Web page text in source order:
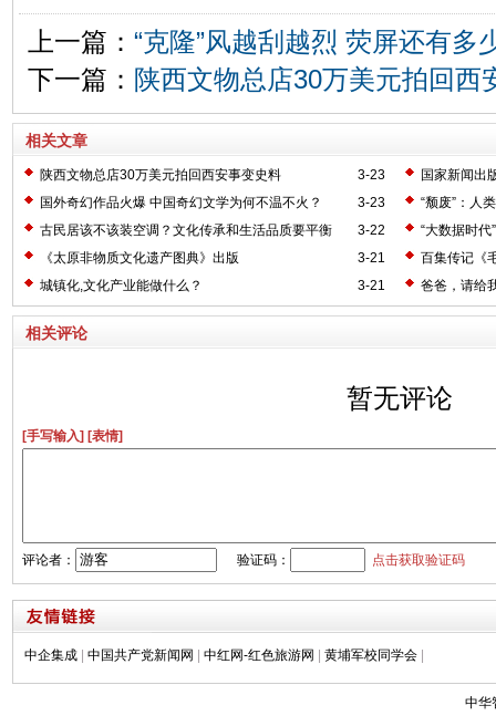
上一篇： “克隆”风越刮越烈 荧屏还有多
下一篇： 陕西文物总店30万美元拍回西
相关文章
3-23
陕西文物总店30万美元拍回西安事变史料
国家新闻出
3-23
国外奇幻作品火爆 中国奇幻文学为何不温不火？
“颓废”：人
3-22
古民居该不该装空调？文化传承和生活品质要平衡
“大数据时
3-21
《太原非物质文化遗产图典》出版
百集传记《
3-21
城镇化,文化产业能做什么？ 爸爸，请给
相关评论
暂无评论
[手写输入] [表情]
评论者： 验证码： 点击获取验证码
中企集成 中国共产党新闻网 中红网-红色旅游网 黄埔军校同学会
中华